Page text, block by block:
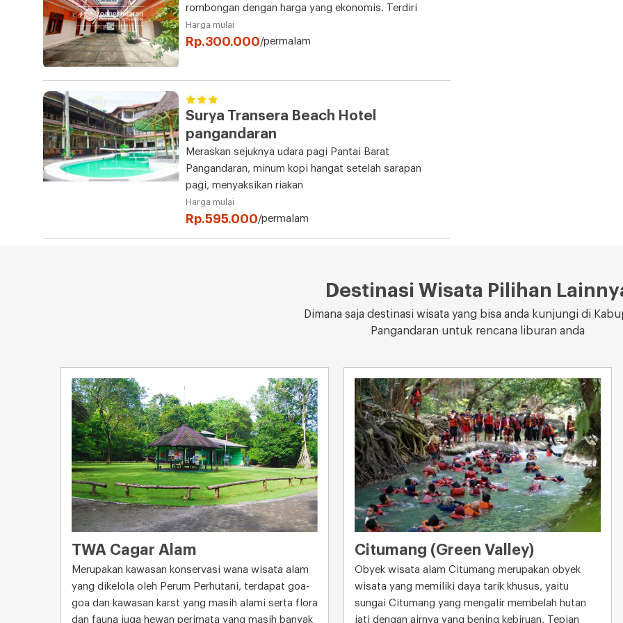
rombongan dengan harga yang ekonomis. Terdiri
Harga mulai
Rp.300.000/permalam
Surya Transera Beach Hotel
pangandaran
Meraskan sejuknya udara pagi Pantai Barat
Pangandaran, minum kopi hangat setelah sarapan
pagi, menyaksikan riakan
Harga mulai
Rp.595.000/permalam
Destinasi Wisata Pilihan
Dimana saja destinasi wisata yang bisa anda kunjungi di
Pangandaran untuk rencana liburan anda
TWA Cagar Alam
Merupakan kawasan konservasi wana wisata alam
yang dikelola oleh Perum Perhutani, terdapat goa-
goa dan kawasan karst yang masih alami serta flora
dan fauna juga hewan perimata yang masih banyak
Citumang (Green Valley)
Obyek wisata alam Citumang merupakan obyek
wisata yang memiliki daya tarik khusus, yaitu
sungai Citumang yang mengalir membelah hutan
jati dengan airnya yang bening kebiruan. Tepian